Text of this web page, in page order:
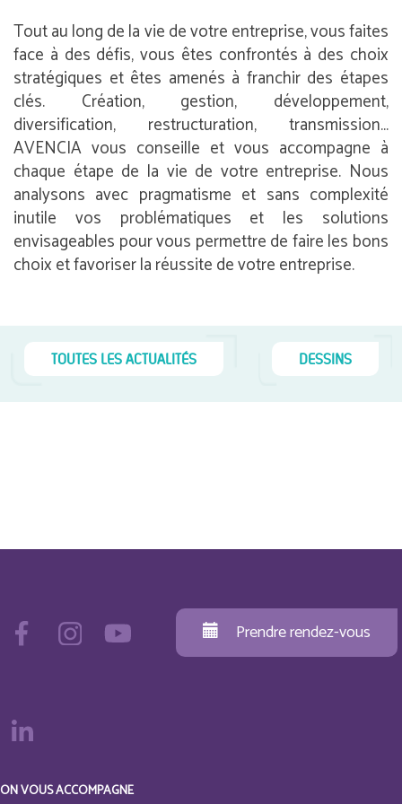
Tout au long de la vie de votre entreprise, vous faites
face à des défis, vous êtes confrontés à des choix
stratégiques et êtes amenés à franchir des étapes
clés. Création, gestion, développement,
diversification, restructuration, transmission…
AVENCIA vous conseille et vous accompagne à
chaque étape de la vie de votre entreprise. Nous
analysons avec pragmatisme et sans complexité
inutile vos problématiques et les solutions
envisageables pour vous permettre de faire les bons
choix et favoriser la réussite de votre entreprise.
TOUTES LES ACTUALITÉS DESSINS
Prendre rendez-vous
ON VOUS ACCOMPAGNE